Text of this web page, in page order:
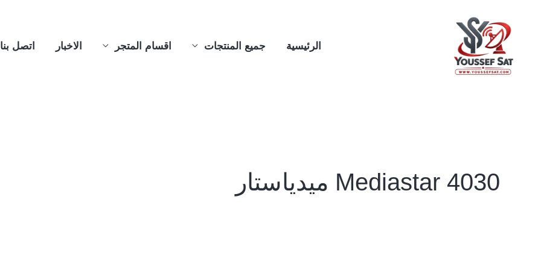
الرئيسية جميع المنتجات اقسام المتجر الاخبار اتصل بنا
Mediastar 4030 ميدياستار